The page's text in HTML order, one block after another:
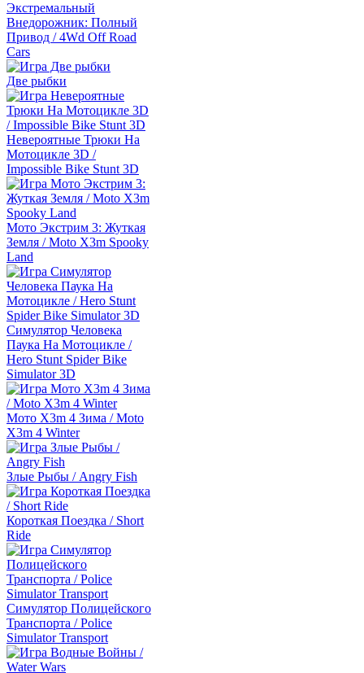
Экстремальный
Внедорожник: Полный
Привод / 4Wd Off Road
Cars
Две рыбки
Невероятные Трюки На
Мотоцикле 3D /
Impossible Bike Stunt 3D
Мото Экстрим 3: Жуткая
Земля / Moto X3m Spooky
Land
Симулятор Человека
Паука На Мотоцикле /
Hero Stunt Spider Bike
Simulator 3D
Мото Х3m 4 Зима / Moto
X3m 4 Winter
Злые Рыбы / Angry Fish
Короткая Поездка / Short
Ride
Симулятор Полицейского
Транспорта / Police
Simulator Transport